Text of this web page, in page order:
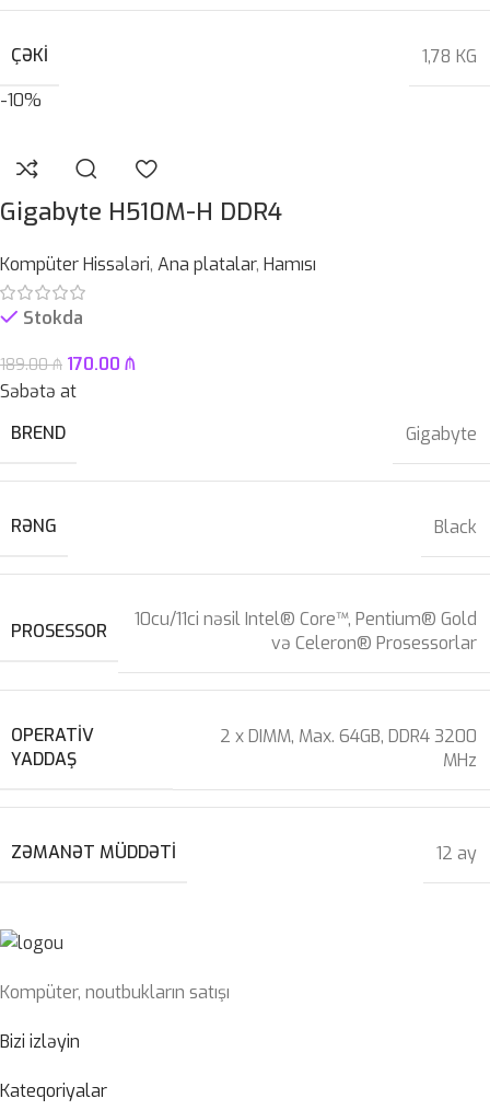
ÇƏKI
1,78 KG
-10%
Gigabyte H510M-H DDR4
Kompüter Hissələri, Ana platalar, Hamısı
Stokda
189.00₼ 170.00 ₼
Səbətə at
BREND
Gigabyte
RƏNG Black
PROSESSOR
10cu/11ci nəsil Intel® Core™, Pentium® Gold
və Celeron® Prosessorlar
OPERATIV
YADDAŞ
2 x DIMM, Max. 64GB, DDR4 3200
MHz
ZƏMANƏT MÜDDƏTI 12 ay
Kompüter, noutbukların satışı
Bizi izləyin
Kateqoriyalar